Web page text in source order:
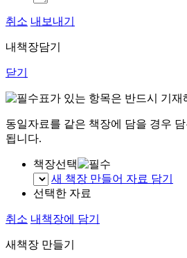
취소 내보내기
내책장담기
닫기
표가 있는 항목은 반드시 기재
동일자료를 같은 책장에 담을 경우
됩니다.
책장선택
새 책장 만들어 자료 담기
선택한 자료
취소 내책장에 담기
새책장 만들기